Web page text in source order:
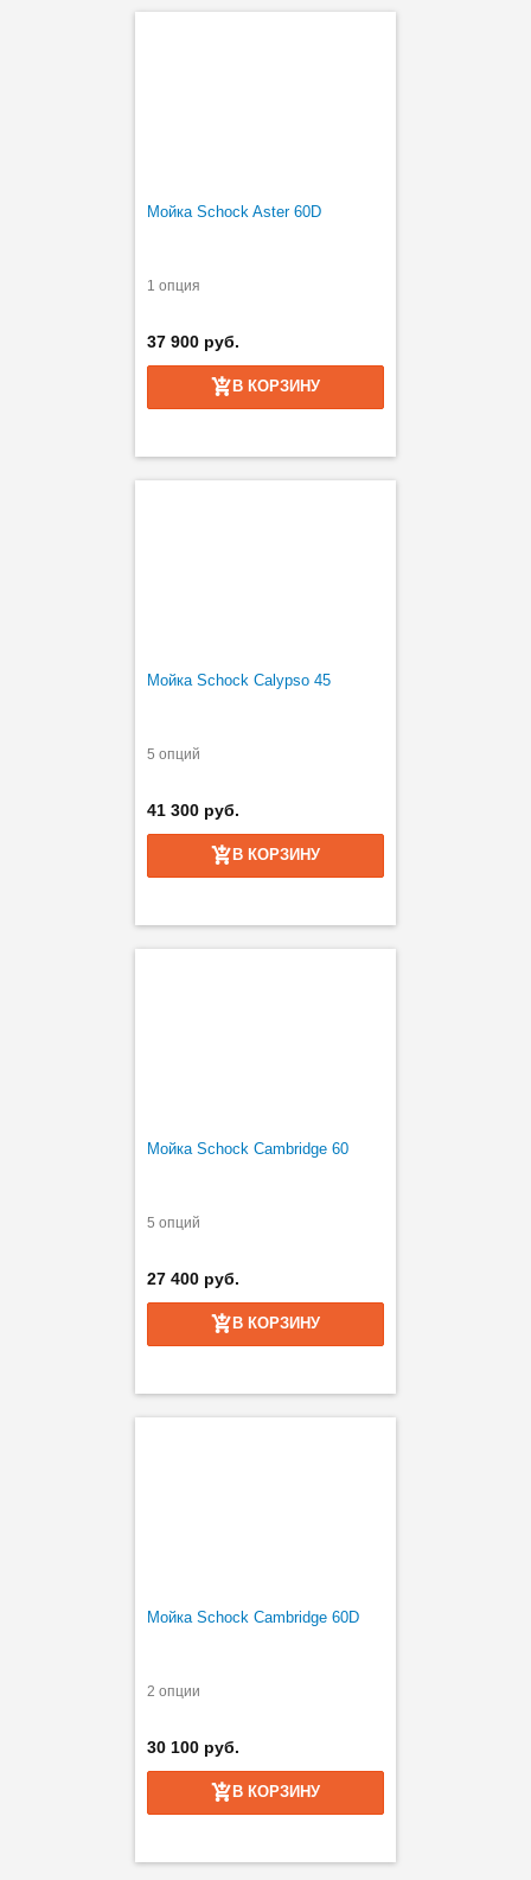
Мойка Schock Aster 60D
1 опция
37 900 руб.
В КОРЗИНУ
Мойка Schock Calypso 45
5 опций
41 300 руб.
В КОРЗИНУ
Мойка Schock Cambridge 60
5 опций
27 400 руб.
В КОРЗИНУ
Мойка Schock Cambridge 60D
2 опции
30 100 руб.
В КОРЗИНУ